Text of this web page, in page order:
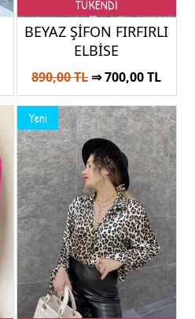
BEYAZ ŞİFON FIRFIRLI
ELBİSE
890,00 TL⇒ 700,00 TL
TÜKENDİ
Yeni